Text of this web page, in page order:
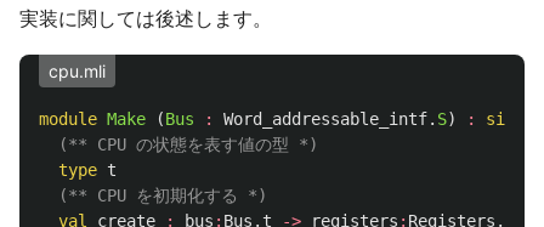
実装に関しては後述します。
cpu.mli
module Make (Bus : Word_addressable_intf. S) :
sig
(** CPU の状態を表す値の型 *)
type t
(** CPU を初期化する *)
val
create : bus : Bus . t -> registers : Registers .